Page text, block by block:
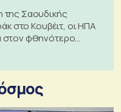
της Σαουδικής
στο Κουβέιτ, οι ΗΠΑ
στον φθηνότερο